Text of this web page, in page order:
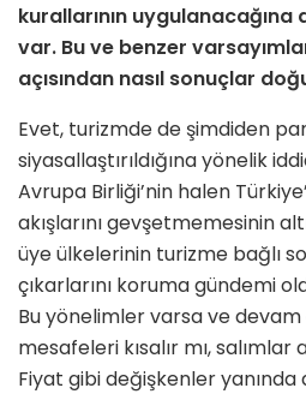
kurallarının
var. Bu ve benzer
açısından nasıl sonuçlar
Evet, turizmde de şimdiden
siyasallaştırıldığına yönelik
Avrupa Birliği’nin halen
akışlarını gevşetmemesinin
üye ülkelerinin turizme bağ­lı
çıkarlarını koruma gündemi
Bu yönelimler varsa ve
mesafeleri kısalır mı, salımlar
Fiyat gibi değişkenler